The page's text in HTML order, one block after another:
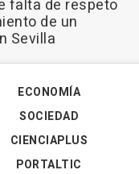
falta de respeto
de un
Sevilla
ECONOMÍA
SOCIEDAD
CIENCIAPLUS
PORTALTIC